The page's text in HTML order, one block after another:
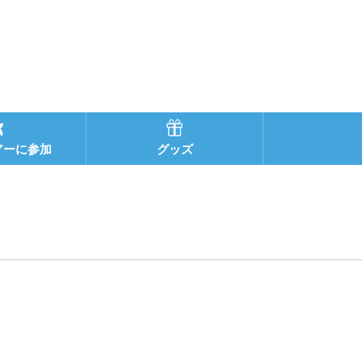
に参加 グッズ